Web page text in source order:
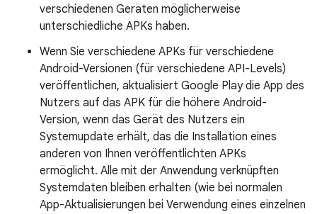
verschiedenen Geräten möglicherweise
unterschiedliche APKs haben.
Wenn Sie verschiedene APKs für verschiedene
Android-Versionen (für verschiedene API-Levels)
veröffentlichen, aktualisiert Google Play die App des
Nutzers auf das APK für die höhere Android-
Version, wenn das Gerät des Nutzers ein
Systemupdate erhält, das die Installation eines
anderen von Ihnen veröffentlichten APKs
ermöglicht. Alle mit der Anwendung verknüpften
Systemdaten bleiben erhalten (wie bei normalen
App-Aktualisierungen bei Verwendung eines einzelnen